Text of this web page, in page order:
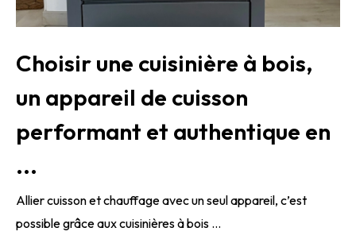
Choisir une cuisinière à bois,
un appareil de cuisson
performant et authentique en
...
Allier cuisson et chauffage avec un seul appareil, c’est
possible grâce aux cuisinières à bois ...